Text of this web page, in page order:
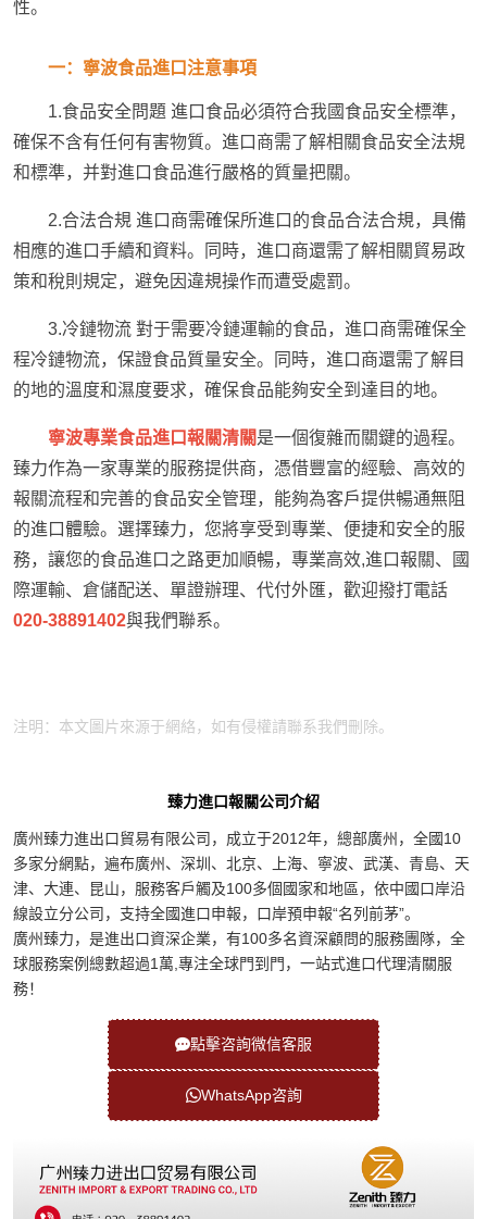
性。
一：寧波食品進口注意事項
1.食品安全問題 進口食品必須符合我國食品安全標準，
確保不含有任何有害物質。進口商需了解相關食品安全法規
和標準，并對進口食品進行嚴格的質量把關。
2.合法合規 進口商需確保所進口的食品合法合規，具備
相應的進口手續和資料。同時，進口商還需了解相關貿易政
策和稅則規定，避免因違規操作而遭受處罰。
3.冷鏈物流 對于需要冷鏈運輸的食品，進口商需確保全
程冷鏈物流，保證食品質量安全。同時，進口商還需了解目
的地的溫度和濕度要求，確保食品能夠安全到達目的地。
寧波專業食品進口報關清關是一個復雜而關鍵的過程。
臻力作為一家專業的服務提供商，憑借豐富的經驗、高效的
報關流程和完善的食品安全管理，能夠為客戶提供暢通無阻
的進口體驗。選擇臻力，您將享受到專業、便捷和安全的服
務，讓您的食品進口之路更加順暢，專業高效,進口報關、國
際運輸、倉儲配送、單證辦理、代付外匯，歡迎撥打電話
020-38891402與我們聯系。
注明：本文圖片來源于網絡，如有侵權請聯系我們刪除。
臻力進口報關公司介紹
廣州臻力進出口貿易有限公司，成立于2012年，總部廣州，全國10
多家分網點，遍布廣州、深圳、北京、上海、寧波、武漢、青島、天
津、大連、昆山，服務客戶觸及100多個國家和地區，依中國口岸沿
線設立分公司，支持全國進口申報，口岸預申報“名列前茅”。
廣州臻力，是進出口資深企業，有100多名資深顧問的服務團隊，全
球服務案例總數超過1萬,專注全球門到門，一站式進口代理清關服
務！
點擊咨詢微信客服
WhatsApp咨詢